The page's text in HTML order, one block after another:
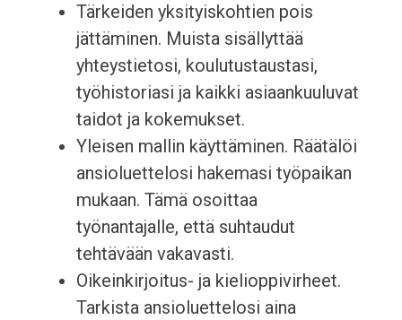
Tärkeiden yksityiskohtien pois
jättäminen. Muista sisällyttää
yhteystietosi, koulutustaustasi,
työhistoriasi ja kaikki asiaankuuluvat
taidot ja kokemukset.
Yleisen mallin käyttäminen. Räätälöi
ansioluettelosi hakemasi työpaikan
mukaan. Tämä osoittaa
työnantajalle, että suhtaudut
tehtävään vakavasti.
Oikeinkirjoitus- ja kielioppivirheet.
Tarkista ansioluettelosi aina